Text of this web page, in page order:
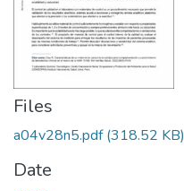
Files
a04v28n5.pdf(318.52 KB)
Date